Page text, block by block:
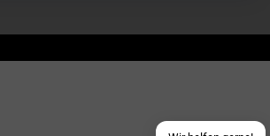
Schick uns eine eMail